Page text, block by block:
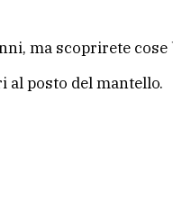
ma scoprirete
al posto del mantello.